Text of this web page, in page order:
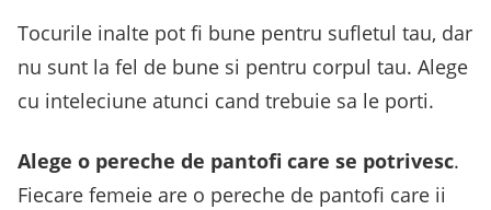
Tocurile inalte pot fi bune pentru sufletul tau, dar
nu sunt la fel de bune si pentru corpul tau. Alege
cu inteleciune atunci cand trebuie sa le porti.
Alege o pereche de pantofi care se potrivesc.
Fiecare femeie are o pereche de pantofi care ii